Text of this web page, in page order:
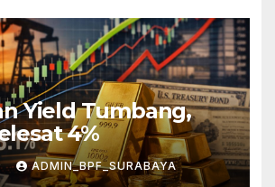
Yield Tumbang,
4%
ADMIN_BPF_SURABAYA